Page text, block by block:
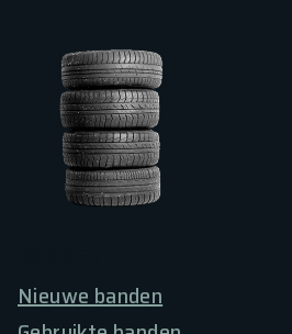
Nieuwe banden